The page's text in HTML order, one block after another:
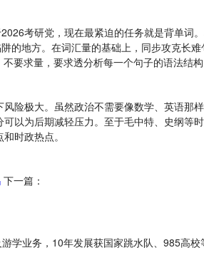
考研党，现在最紧迫的任务就是背单词
的地方。在词汇量的基础上，同步攻克
要求量，要求透分析每一个句子的语法结构
极大。虽然政治不需要像数学、英语那
以为后期减轻压力。至于毛中特、史纲
时政热点。
下一篇：
业务，10年发展获国家跳水队、985高校